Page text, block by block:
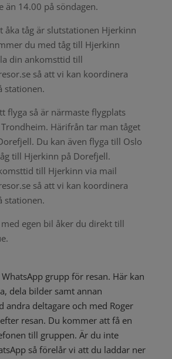
än 14.00 på söndagen.
åka tåg är slutstationen Hjerkinn
du med tåg till Hjerkinn
din ankomsttid till
så att vi kan koordinera
stationen.
flyga så är närmaste flygplats
Härifrån tar man tåget
Du kan även flyga till Oslo
till Hjerkinn på Dorefjell.
till Hjerkinn via mail
så att vi kan koordinera
stationen.
egen bil åker du direkt till
grupp för resan. Här kan
dela bilder samt annan
andra deltagare och med Roger
resan. Du kommer att få en
till gruppen. Är du inte
så förelår vi att du laddar ner